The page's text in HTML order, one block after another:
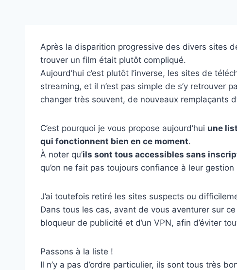
Après la disparition progressive des divers sites
trouver un film était plutôt compliqué.
Aujourd’hui c’est plutôt l’inverse, les sites de
streaming, et il n’est pas simple de s’y retrouver
changer très souvent, de nouveaux remplaçants
C’est pourquoi je vous propose aujourd’hui une
qui fonctionnent bien en ce moment.
À noter qu’ils sont tous accessibles sans
qu’on ne fait pas toujours confiance à leur
J’ai toutefois retiré les sites suspects ou
Dans tous les cas, avant de vous aventurer sur
bloqueur de publicité et d’un VPN, afin d’éviter
Passons à la liste !
Il n’y a pas d’ordre particulier, ils sont tous très